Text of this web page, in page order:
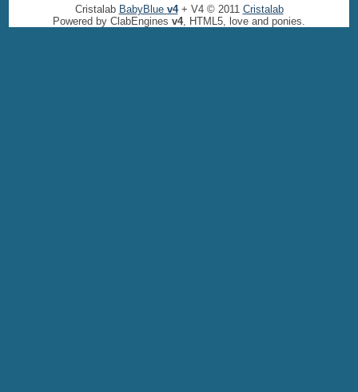
Cristalab BabyBlue v4+ V4 © 2011 Cristalab
Powered by ClabEngines v4, HTML5, love and ponies.